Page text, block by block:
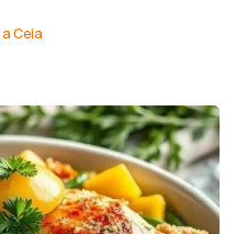
Ceia